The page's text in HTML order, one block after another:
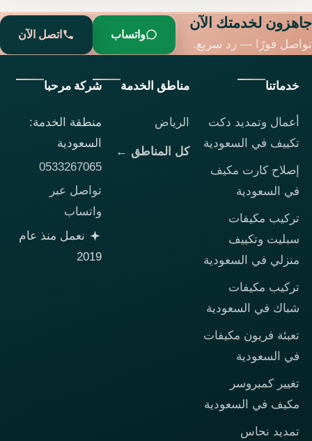
جاهزون لخدمتك الآن
تواصل فورًا — رد سريع.
واتساب اتصل الآن
خدماتنا
أعمال وتمديد دكت
تكييف في السعودية
إصلاح كارت مكيف
في السعودية
تركيب مكيفات
سبليت وتكييف
منزلي في السعودية
تركيب مكيفات
شباك في السعودية
تعبئة فريون مكيفات
في السعودية
تغيير كمبروسر
مكيف في السعودية
تمديد نحاس
مناطق الخدمة
الرياض
كل المناطق ←
شركة مرحبا
منطقة الخدمة:
السعودية
0533267065
تواصل عبر
واتساب
نعمل منذ عام
2019